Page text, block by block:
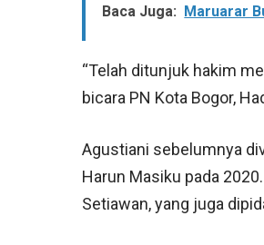
Baca Juga: Maruarar
“Telah ditunjuk hakim
bicara PN Kota Bogor,
Agustiani sebelumnya
Harun Masiku pada
Setiawan, yang juga